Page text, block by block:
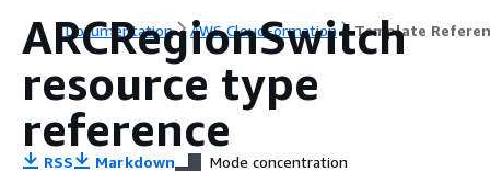
Documentation AWS CloudFormation Template
ARCRegionSwitch
resource type
reference
RSS Markdown Mode concentration